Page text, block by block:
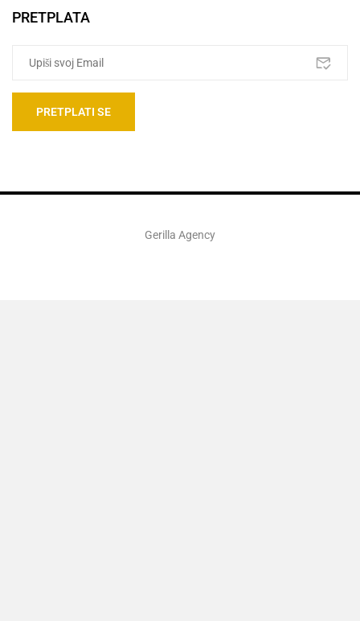
PRETPLATA
Gerilla Agency